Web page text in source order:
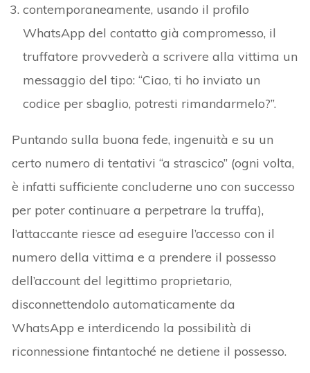
contemporaneamente, usando il profilo
WhatsApp del contatto già compromesso, il
truffatore provvederà a scrivere alla vittima un
messaggio del tipo: “Ciao, ti ho inviato un
codice per sbaglio, potresti rimandarmelo?”.
Puntando sulla buona fede, ingenuità e su un
certo numero di tentativi “a strascico” (ogni volta,
è infatti sufficiente concluderne uno con successo
per poter continuare a perpetrare la truffa),
l’attaccante riesce ad eseguire l’accesso con il
numero della vittima e a prendere il possesso
dell’account del legittimo proprietario,
disconnettendolo automaticamente da
WhatsApp e interdicendo la possibilità di
riconnessione fintantoché ne detiene il possesso.